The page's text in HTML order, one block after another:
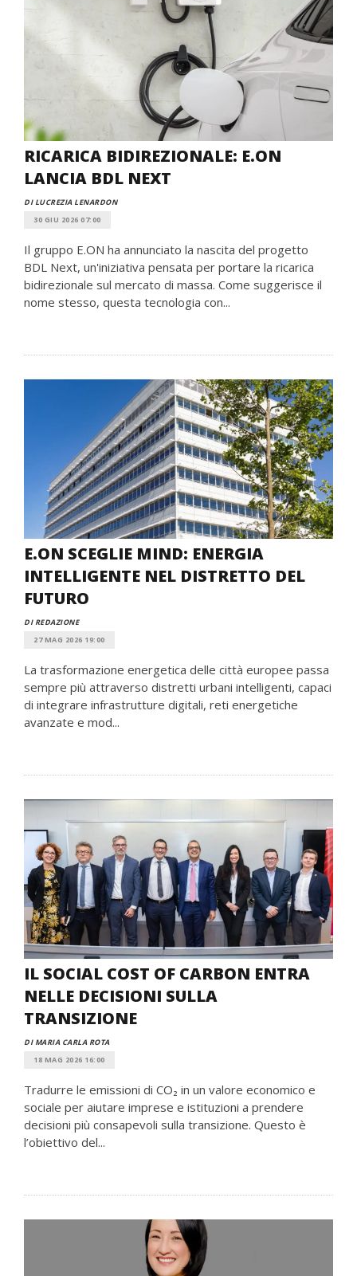
RICARICA BIDIREZIONALE: E.ON
LANCIA BDL NEXT
DI LUCREZIA LENARDON
30 GIU 2026 07:00
Il gruppo E.ON ha annunciato la nascita del progetto
BDL Next, un'iniziativa pensata per portare la ricarica
bidirezionale sul mercato di massa. Come suggerisce il
nome stesso, questa tecnologia con...
E.ON SCEGLIE MIND: ENERGIA
INTELLIGENTE NEL DISTRETTO DEL
FUTURO
DI REDAZIONE
27 MAG 2026 19:00
La trasformazione energetica delle città europee passa
sempre più attraverso distretti urbani intelligenti, capaci
di integrare infrastrutture digitali, reti energetiche
avanzate e mod...
IL SOCIAL COST OF CARBON ENTRA
NELLE DECISIONI SULLA
TRANSIZIONE
DI MARIA CARLA ROTA
18 MAG 2026 16:00
Tradurre le emissioni di CO₂ in un valore economico e
sociale per aiutare imprese e istituzioni a prendere
decisioni più consapevoli sulla transizione. Questo è
l’obiettivo del...